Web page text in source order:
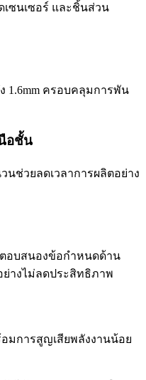
ซนเซอร์ และชิ้นส่วน
1.6mm ครอบคลุมการพัน
อชั้น
ช่วยลดเวลาการผลิตอย่าง
อบสนองข้อกำหนดด้าน
างไม่ลดประสิทธิภาพ
มการสูญเสียพลังงานน้อย